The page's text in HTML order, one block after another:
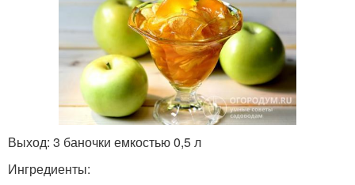
Выход: 3 баночки емкостью 0,5 л
Ингредиенты: